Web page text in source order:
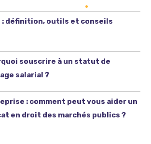
: définition, outils et conseils
souscrire à un statut de
salarial ?
: comment peut vous aider un
en droit des marchés publics ?